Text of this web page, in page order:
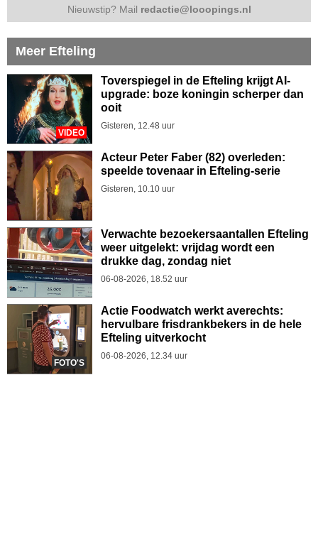
Nieuwstip? Mail redactie@looopings.nl
Meer Efteling
VIDEO
Toverspiegel in de Efteling krijgt AI-
upgrade: boze koningin scherper dan
ooit
Gisteren, 12.48 uur
Acteur Peter Faber (82) overleden:
speelde tovenaar in Efteling-serie
Gisteren, 10.10 uur
Verwachte bezoekersaantallen Efteling
weer uitgelekt: vrijdag wordt een
drukke dag, zondag niet
06-08-2026, 18.52 uur
FOTO'S
Actie Foodwatch werkt averechts:
hervulbare frisdrankbekers in de hele
Efteling uitverkocht
06-08-2026, 12.34 uur